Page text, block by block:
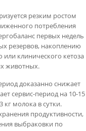
резким ростом
потребления
первых недель
резервов, накоплению
клинического кетоза
животных.
доказанно снижает
сервис-период на 10-15
молока в сутки.
продуктивности,
выбраковки по